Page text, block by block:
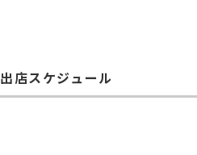
出店スケジュール